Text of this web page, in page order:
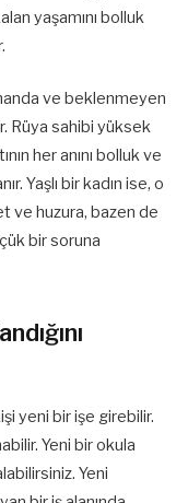
yaşamını bolluk
ve beklenmeyen
Rüya sahibi yüksek
her anını bolluk ve
Yaşlı bir kadın ise, o
ve huzura, bazen de
bir soruna
yeni bir işe girebilir.
Yeni bir okula
Yeni